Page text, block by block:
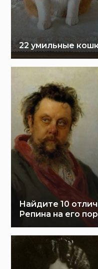
22 умильные
Найдите 10
Репина на его